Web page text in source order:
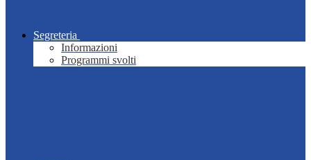
Segreteria
Informazioni
Programmi svolti